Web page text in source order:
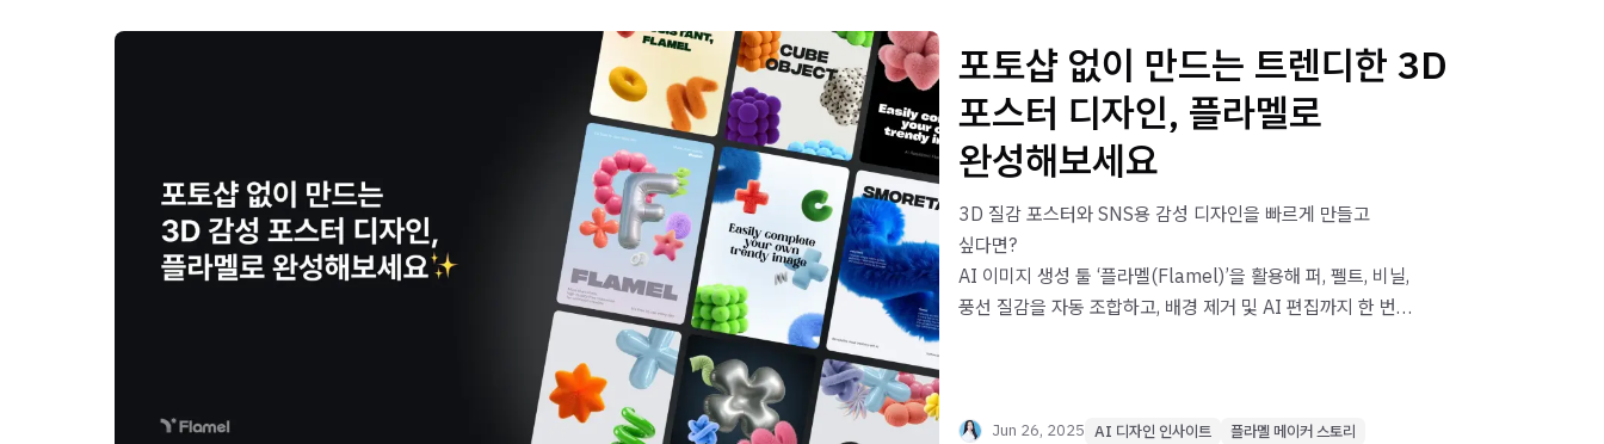
포토샵 없이 만드는 트렌디한 3D
포스터 디자인, 플라멜로
완성해보세요
3D 질감 포스터와 SNS용 감성 디자인을 빠르게 만들고
싶다면?
AI 이미지 생성 툴 ‘플라멜(Flamel)’을 활용해 퍼, 펠트, 비닐,
풍선 질감을 자동 조합하고, 배경 제거 및 AI 편집까지 한 번에
Jun 26, 2025 AI 디자인 인사이트 플라멜 메이커 스토리